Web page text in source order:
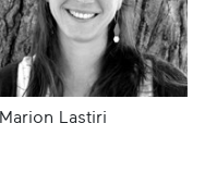
Marion Lastiri